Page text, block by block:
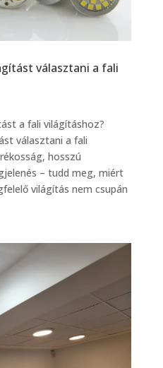
választani a fali
a fali világításhoz?
választani a fali
hosszú
– tudd meg, miért
világítás nem csupán